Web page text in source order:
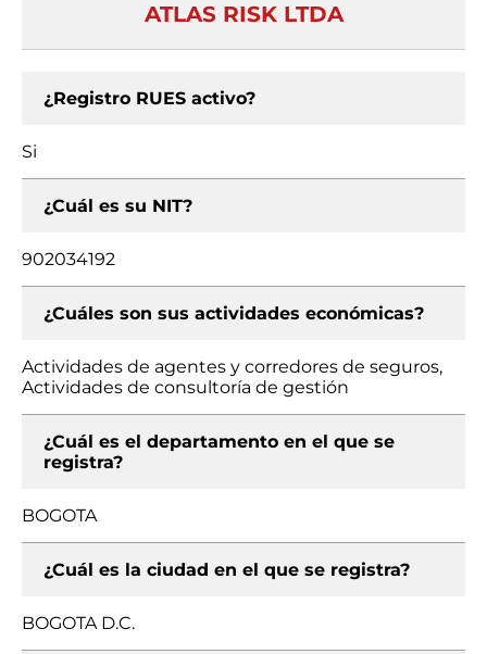
ATLAS RISK LTDA
¿Registro RUES activo?
Si
¿Cuál es su NIT?
902034192
¿Cuáles son sus actividades económicas?
Actividades de agentes y corredores de seguros,
Actividades de consultoría de gestión
¿Cuál es el departamento en el que se
registra?
BOGOTA
¿Cuál es la ciudad en el que se registra?
BOGOTA D.C.